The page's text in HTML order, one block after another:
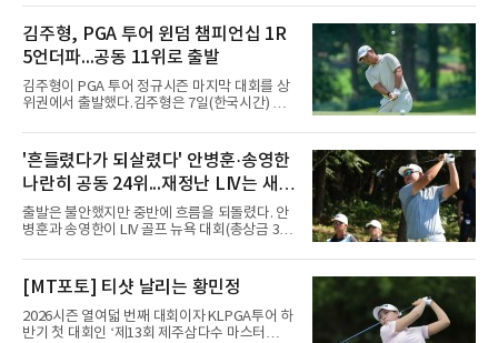
된다.‘옥토버페스트 가든’은 올해도 파인비치 골
프링크스 15번 홀 티잉 그라운드 옆에 마
USA’ 내슈빌 플래그십 1호점은 미국 최초의 실
내 18홀 골프장이다. 2024년 중국에서 처음 선
보인 도심형 골프장 시티골프의 미국 진출의 시
작점이다.골프존의 시뮬레이터 기술과 퍼팅 그
린, 전용 쇼트게임 연습장, 실내 드라이빙 레인
지를 결합해 필드 골프의 전략성과 현장감을 실
내 스크린 시뮬레이터 환경에서 즐길 수 있도록
빗 이벤트 공간, 기업 행사와 사교 모임을 위한
시뮬레이터 드라이빙 레인지
김주형, PGA 투어 윈덤 챔피언십 1R
5언더파...공동 11위로 출발
김주형이 PGA 투어 정규시즌 마지막 대회를 상
위권에서 출발했다.김주형은 7일(한국시간) 미
리클럽(파70)에서 열린 윈덤 챔피언십(총상금
850만 달러) 1라운드에서 버디 7개와 보기 2개
로 5언더파 65타를 쳤다. 일몰로 12명이 라운드
를 마치지 못한 가운데 선두 보 호슬러(미국·9언
더파 61타)에 4타 뒤진 공동 11위다.의미는 페덱
스컵 랭킹에 있다. 지난달 스코틀랜드 오픈 우승
으로 34위까지 올라선 그는 플레이오프 진출선
도가 낮아 그린을 여섯 차례 놓쳤지만, 그린 적
'흔들렸다가 되살렸다' 안병훈·송영한
나란히 공동 24위...재정난 LIV는 새
투자처 찾는다
출발은 불안했지만 중반에 흐름을 되돌렸다. 안
병훈과 송영한이 LIV 골프 뉴욕 대회(총상금 3천
병훈은 7일(한국시간) 미국 뉴저지주 베드민스
터의 트럼프 내셔널 골프 클럽 베드민스터(파
71)에서 열린 1라운드에서 버디 3개와 보기 4개
를 묶어 1오버파 72타를 쳤다. 6번 홀(파4)에서
시작해 첫 홀부터 보기를 범하며 불안하게 출발
[MT포토] 티샷 날리는 황민정
2026시즌 열여덟 번째 대회이자 KLPGA투어 하
반기 첫 대회인 ‘제13회 제주삼다수 마스터